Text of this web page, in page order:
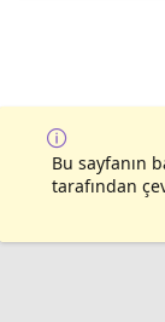
Bu sayfanın
tarafından